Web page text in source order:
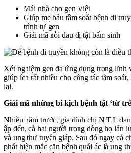
Mái nhà cho gen Việt
Giúp mẹ bầu tầm soát bệnh di
trình tự gen
Giải mã nỗi đau dị tật bẩm sinh
Xét nghiệm gen đa ứng dụng trong lĩnh
giúp ích rất nhiều cho công tác tầm
lai.
Giải mã những bi kịch bệnh tật ‘từ
Nhiều năm trước, gia đình chị N.T.L
ập đến, cả hai người trong dòng họ lần
và ung thư tuyến giáp. Sau đó ngay cả
phát hiện mắc căn bệnh quái ác là ung